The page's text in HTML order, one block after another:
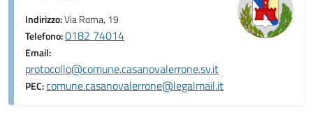
Indirizzo:Via Roma, 19
Telefono:0182 74014
Email:
protocollo@comune.casanovalerrone.sv.it
PEC:comune.casanovalerrone@legalmail.it